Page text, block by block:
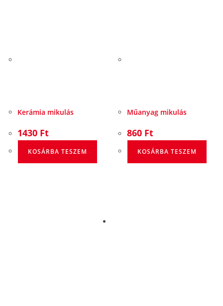
Kerámia mikulás
1430 Ft
KOSÁRBA TESZEM
Műanyag mikulás
860 Ft
KOSÁRBA TESZEM